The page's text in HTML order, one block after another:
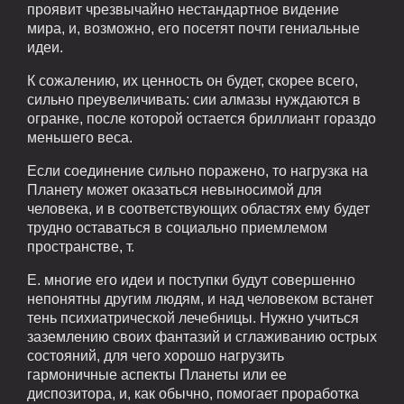
проявит чрезвычайно нестандартное видение
мира, и, возможно, его посетят почти гениальные
идеи.
К сожалению, их ценность он будет, скорее всего,
сильно преувеличивать: сии алмазы нуждаются в
огранке, после которой остается бриллиант гораздо
меньшего веса.
Если соединение сильно поражено, то нагрузка на
Планету может оказаться невыносимой для
человека, и в соответствующих областях ему будет
трудно оставаться в социально приемлемом
пространстве, т.
Е. многие его идеи и поступки будут совершенно
непонятны другим людям, и над человеком встанет
тень психиатрической лечебницы. Нужно учиться
заземлению своих фантазий и сглаживанию острых
состояний, для чего хорошо нагрузить
гармоничные аспекты Планеты или ее
диспозитора, и, как обычно, помогает проработка